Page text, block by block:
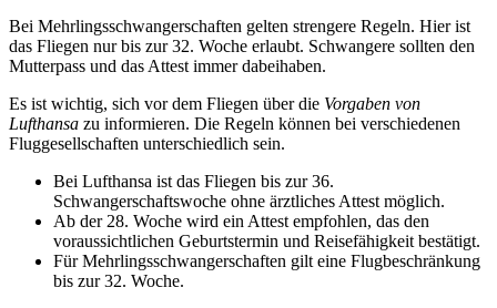
Bei Mehrlingsschwangerschaften gelten strengere Regeln. Hier ist
das Fliegen nur bis zur 32. Woche erlaubt. Schwangere sollten den
Mutterpass und das Attest immer dabeihaben.
Es ist wichtig, sich vor dem Fliegen über die Vorgaben von
Lufthansa zu informieren. Die Regeln können bei verschiedenen
Fluggesellschaften unterschiedlich sein.
Bei Lufthansa ist das Fliegen bis zur 36.
Schwangerschaftswoche ohne ärztliches Attest möglich.
Ab der 28. Woche wird ein Attest empfohlen, das den
voraussichtlichen Geburtstermin und Reisefähigkeit bestätigt.
Für Mehrlingsschwangerschaften gilt eine Flugbeschränkung
bis zur 32. Woche.